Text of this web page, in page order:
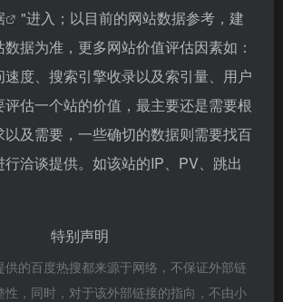
"进入；以目前的网站数据参考，建
据为准，更多网站价值评估因素如：
度、搜索引擎收录以及索引量、用户
估一个站的价值，最主要还是需要根
及需要，一些确切的数据则需要找百
行洽谈提供。如该站的IP、PV、跳出
特别声明
的百度热搜都来源于网络，不保证外部链
性，同时，对于该外部链接的指向，不由小